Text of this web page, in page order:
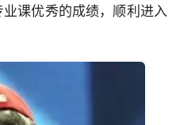
课优秀的成绩，顺利进入